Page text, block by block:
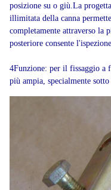
posizione su o giù.La
illimitata della canna
completamente attraverso la
posteriore consente
4Funzione: per il fissaggio a
più ampia, specialmente